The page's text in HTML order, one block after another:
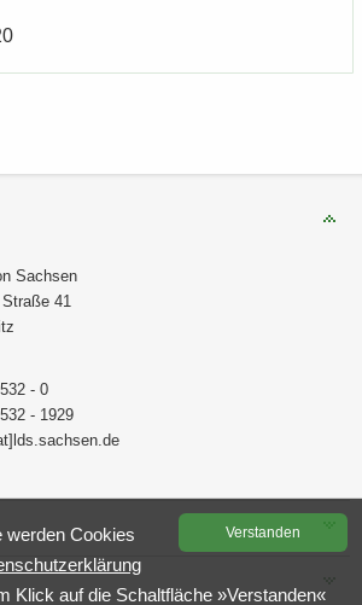
Sach­sen
41
- 0
- 1929
Ver­stan­den
wer­den Coo­kies
Klick auf die Schalt­flä­che »Ver­stan­den«